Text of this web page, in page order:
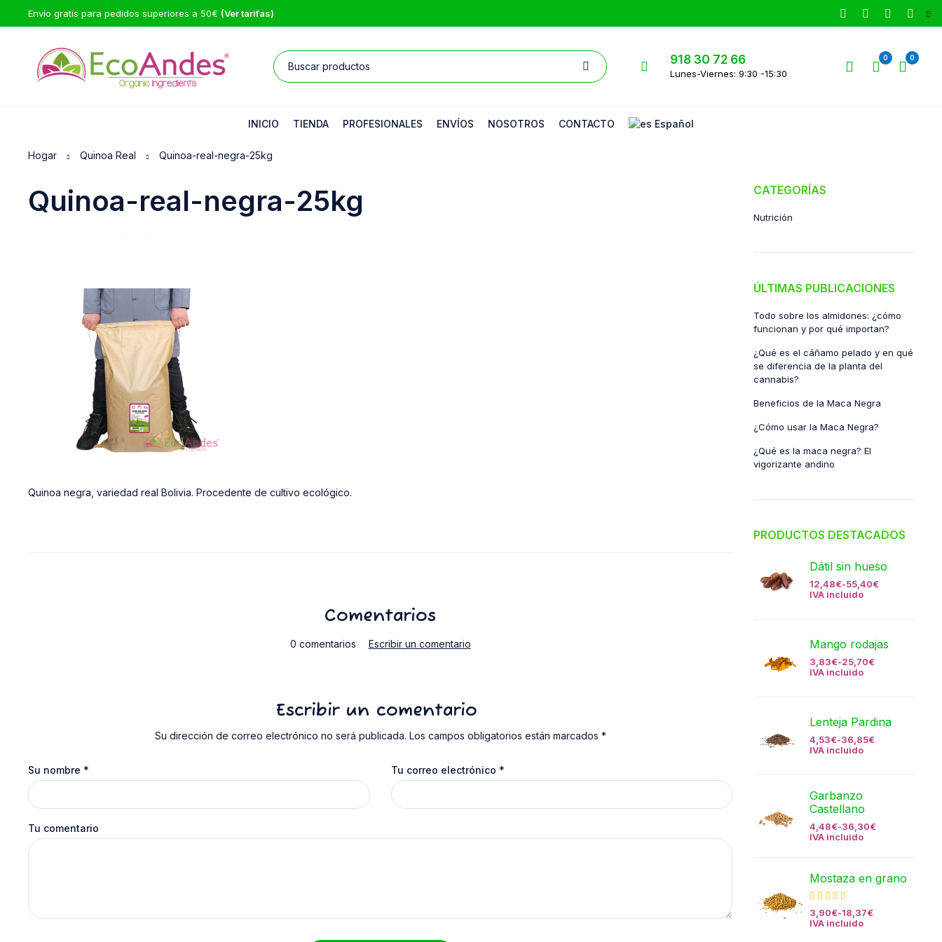
Envío gratis para pedidos superiores a 50€ (Ver tarifas)
918 30 72 66
Lunes-Viernes: 9:30 -15:30
0 0
INICIO TIENDA PROFESIONALES ENVÍOS NOSOTROS CONTACTO Español
Hogar Quinoa Real Quinoa-real-negra-25kg
Quinoa-real-negra-25kg
Quinoa negra, variedad real Bolivia. Procedente de cultivo ecológico.
Comentarios
0 comentarios Escribir un comentario
Escribir un comentario
Su dirección de correo electrónico no será publicada. Los campos obligatorios están marcados *
Su nombre * Tu correo electrónico *
Tu comentario
CATEGORÍAS
Nutrición
ÚLTIMAS PUBLICACIONES
Todo sobre los almidones: ¿cómo
funcionan y por qué importan?
¿Qué es el cáñamo pelado y en qué
se diferencia de la planta del
cannabis?
Beneficios de la Maca Negra
¿Cómo usar la Maca Negra?
¿Qué es la maca negra? El
vigorizante andino
PRODUCTOS DESTACADOS
Dátil sin hueso
12,48€-55,40€
IVA incluido
Mango rodajas
3,83€-25,70€
IVA incluido
Lenteja Pardina
4,53€-36,85€
IVA incluido
Garbanzo
Castellano
4,48€-36,30€
IVA incluido
Mostaza en grano
3,90€-18,37€
IVA incluido